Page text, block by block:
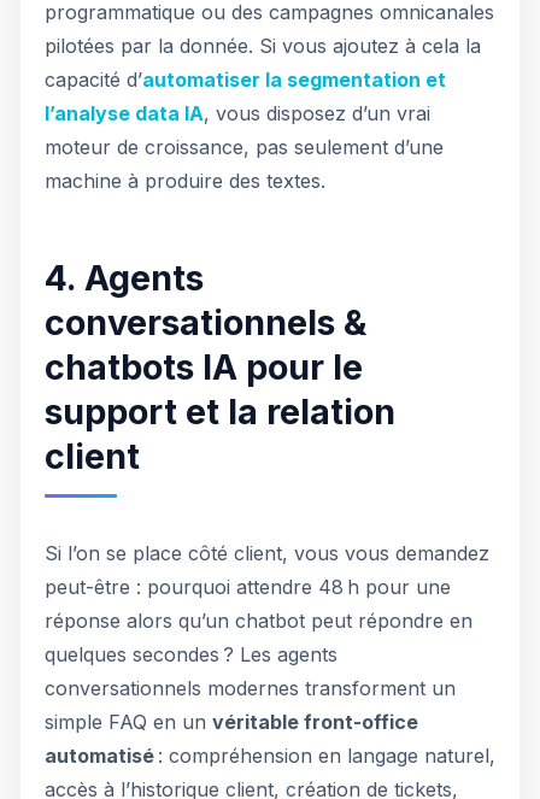
programmatique ou des campagnes omnicanales
pilotées par la donnée. Si vous ajoutez à cela la
capacité d’automatiser la segmentation et
l’analyse data IA, vous disposez d’un vrai
moteur de croissance, pas seulement d’une
machine à produire des textes.
4. Agents
conversationnels &
chatbots IA pour le
support et la relation
client
Si l’on se place côté client, vous vous demandez
peut-être : pourquoi attendre 48 h pour une
réponse alors qu’un chatbot peut répondre en
quelques secondes ? Les agents
conversationnels modernes transforment un
simple FAQ en un véritable front-office
automatisé : compréhension en langage naturel,
accès à l’historique client, création de tickets,